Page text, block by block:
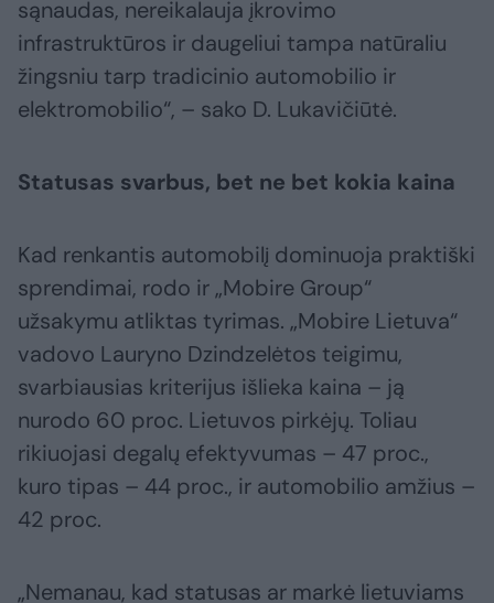
sąnaudas, nereikalauja įkrovimo
infrastruktūros ir daugeliui tampa natūraliu
žingsniu tarp tradicinio automobilio ir
elektromobilio“, – sako D. Lukavičiūtė.
Statusas svarbus, bet ne bet kokia kaina
Kad renkantis automobilį dominuoja praktiški
sprendimai, rodo ir „Mobire Group“
užsakymu atliktas tyrimas. „Mobire Lietuva“
vadovo Lauryno Dzindzelėtos teigimu,
svarbiausias kriterijus išlieka kaina – ją
nurodo 60 proc. Lietuvos pirkėjų. Toliau
rikiuojasi degalų efektyvumas – 47 proc.,
kuro tipas – 44 proc., ir automobilio amžius –
42 proc.
„Nemanau, kad statusas ar markė lietuviams